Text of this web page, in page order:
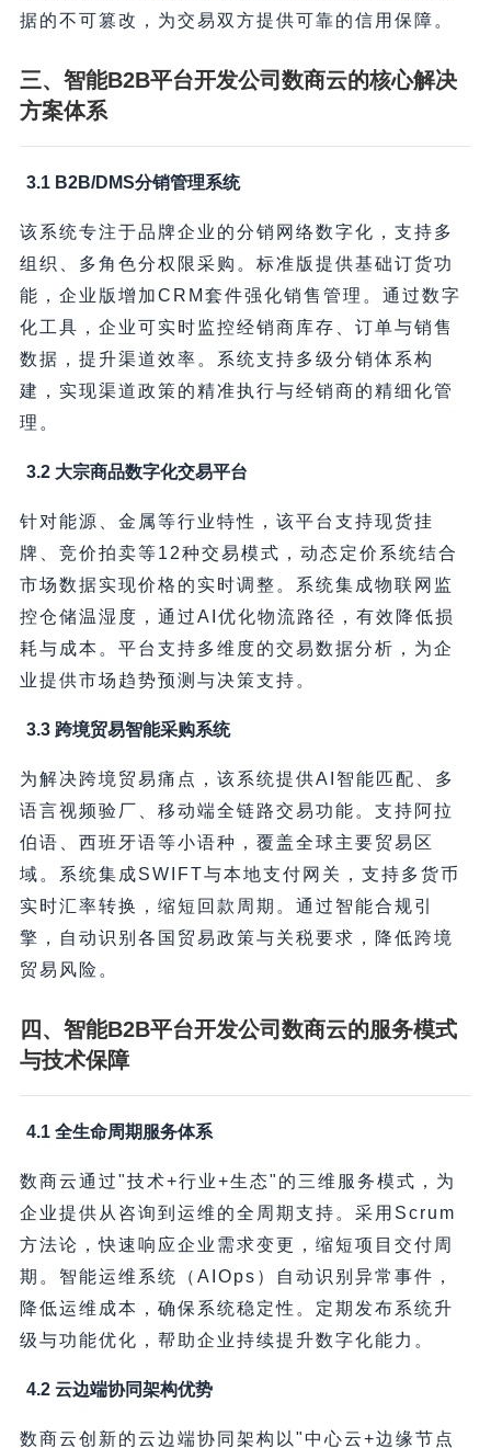
据的不可篡改，为交易双方提供可靠的信用保障。
三、智能B2B平台开发公司数商云的核心解决
方案体系
3.1 B2B/DMS分销管理系统
该系统专注于品牌企业的分销网络数字化，支持多
组织、多角色分权限采购。标准版提供基础订货功
能，企业版增加CRM套件强化销售管理。通过数字
化工具，企业可实时监控经销商库存、订单与销售
数据，提升渠道效率。系统支持多级分销体系构
建，实现渠道政策的精准执行与经销商的精细化管
理。
3.2 大宗商品数字化交易平台
针对能源、金属等行业特性，该平台支持现货挂
牌、竞价拍卖等12种交易模式，动态定价系统结合
市场数据实现价格的实时调整。系统集成物联网监
控仓储温湿度，通过AI优化物流路径，有效降低损
耗与成本。平台支持多维度的交易数据分析，为企
业提供市场趋势预测与决策支持。
3.3 跨境贸易智能采购系统
为解决跨境贸易痛点，该系统提供AI智能匹配、多
语言视频验厂、移动端全链路交易功能。支持阿拉
伯语、西班牙语等小语种，覆盖全球主要贸易区
域。系统集成SWIFT与本地支付网关，支持多货币
实时汇率转换，缩短回款周期。通过智能合规引
擎，自动识别各国贸易政策与关税要求，降低跨境
贸易风险。
四、智能B2B平台开发公司数商云的服务模式
与技术保障
4.1 全生命周期服务体系
数商云通过"技术+行业+生态"的三维服务模式，为
企业提供从咨询到运维的全周期支持。采用Scrum
方法论，快速响应企业需求变更，缩短项目交付周
期。智能运维系统（AIOps）自动识别异常事件，
降低运维成本，确保系统稳定性。定期发布系统升
级与功能优化，帮助企业持续提升数字化能力。
4.2 云边端协同架构优势
数商云创新的云边端协同架构以"中心云+边缘节点